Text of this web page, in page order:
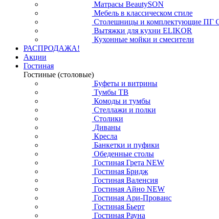
Матрасы BeautySON
Мебель в классическом стиле
Столешницы и комплектующие ПГ
Вытяжки для кухни ELIKOR
Кухонные мойки и смесители
РАСПРОДАЖА!
Акции
Гостиная
Гостиные (столовые)
Буфеты и витрины
Тумбы ТВ
Комоды и тумбы
Стеллажи и полки
Столики
Диваны
Кресла
Банкетки и пуфики
Обеденные столы
Гостиная Грета NEW
Гостиная Бридж
Гостиная Валенсия
Гостиная Айно NEW
Гостиная Ари-Прованс
Гостиная Бьерт
Гостиная Рауна